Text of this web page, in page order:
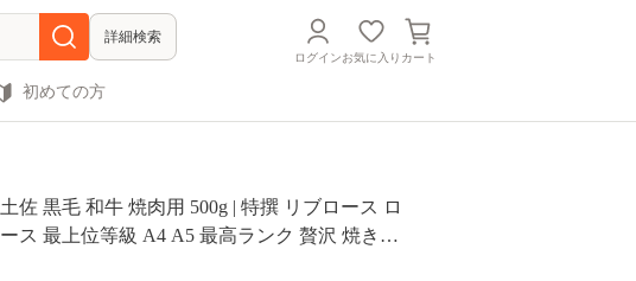
詳細検索
ログインお気に入り カート
初めての方
土佐 黒毛 和牛 焼肉用 500g | 特撰 リブロース ロ
ース 最上位等級 A4 A5 最高ランク 贅沢 焼き肉